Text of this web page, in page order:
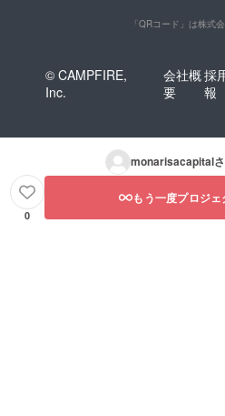
「QRコード」は株式
© CAMPFIRE,
Inc.
会社概
要
採
報
monarisacapital
0
もう一度プロジ